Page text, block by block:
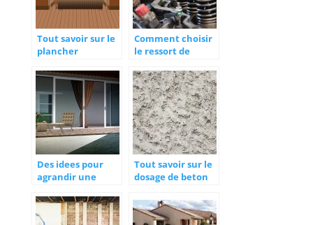
Tout savoir sur le
plancher
Comment choisir
le ressort de
Des idees pour
agrandir une
pied
Tout savoir sur le
dosage de beton